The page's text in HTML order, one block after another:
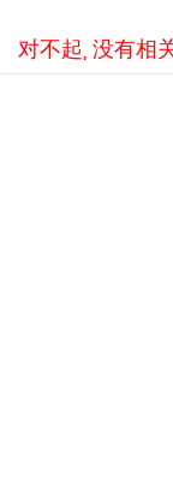
对不起, 没有相